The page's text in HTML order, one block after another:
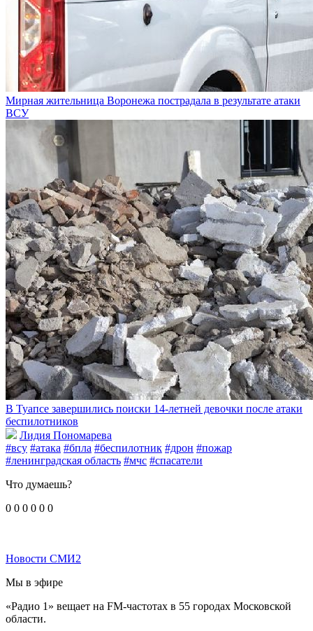
Мирная жительница Воронежа пострадала в результате атаки
ВСУ
В Туапсе завершились поиски 14-летней девочки после атаки
беспилотников
Лидия Пономарева
#всу #атака #бпла #беспилотник #дрон #пожар
#ленинградская область #мчс #спасатели
Что думаешь?
0 0 0 0 0 0
Новости СМИ2
Мы в эфире
«Радио 1» вещает на FM-частотах в 55 городах Московской
области.